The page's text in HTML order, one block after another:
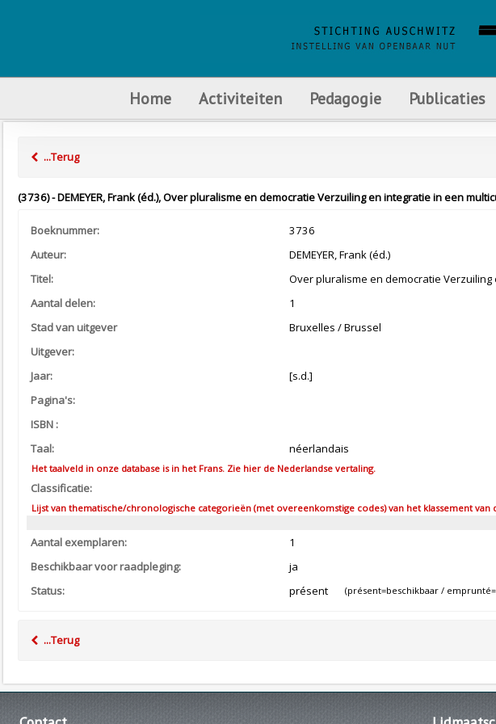
Home Activiteiten Pedagogie Publicaties
...Terug
(3736) - DEMEYER, Frank (éd.), Over pluralisme en democratie Verzuiling en integratie in een
Boeknummer:
3736
Auteur:
DEMEYER, Frank (éd.)
Titel:
Over pluralisme en democratie
Aantal delen:
1
Stad van uitgever
Bruxelles / Brussel
Uitgever:
Jaar:
[s.d.]
Pagina's:
ISBN :
Taal:
néerlandais
Het taalveld in onze database is in het Frans. Zie hier de Nederlandse vertaling.
Classificatie:
Lijst van thematische/chronologische categorieën (met overeenkomstige codes) van het klassement van
Aantal exemplaren:
1
Beschikbaar voor raadpleging:
ja
Status:
présent (présent=beschikbaar /
...Terug